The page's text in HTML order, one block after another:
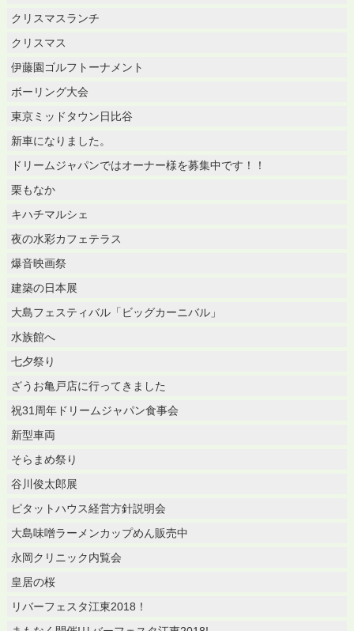
クリスマスランチ
クリスマス
伊藤園ゴルフトーナメント
ボーリング大会
東京ミッドタウン日比谷
新車になりました。
ドリームジャパンではオーナー様を募集中です！！
栗もなか
キハチマルシェ
夜の水彩カフェテラス
爆音映画祭
建築の日本展
大島フェスティバル「ビッグカーニバル」
水族館へ
七夕祭り
ざうお亀戸店に行ってきました
祝31周年ドリームジャパン食事会
新型車両
そらまめ祭り
谷川俊太郎展
ピタットハウス経営方針説明会
大島味噌ラーメンカップめん販売中
永岡クリニック内覧会
皇居の桜
リバーフェスタ江東2018！